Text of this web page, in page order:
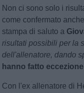
Non ci sono solo i
come confermato
stampa di saluto a
risultati possibili per la
dell'allenatore, dando
hanno fatto eccezione
Con l'ex allenatore di